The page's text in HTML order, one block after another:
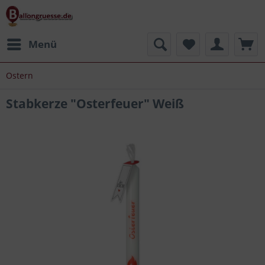
Menü
Ostern
Stabkerze "Osterfeuer" Weiß